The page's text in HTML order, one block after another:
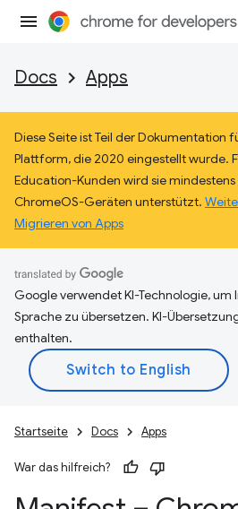
Docs Apps
Diese Seite ist Teil der Dokumentation
Plattform, die 2020 eingestellt wurde.
Education-Kunden wird sie
ChromeOS-Geräten unterstützt.
Migrieren von Apps
Google verwendet KI-Technologie, um
Sprache zu übersetzen. KI-
enthalten.
Startseite Docs Apps
War das hilfreich?